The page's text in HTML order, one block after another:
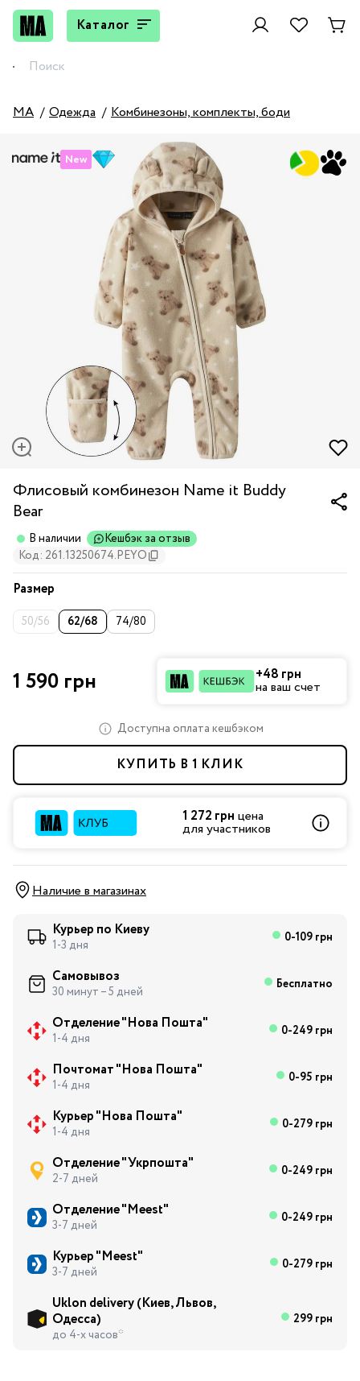
Каталог
MA Одежда Комбинезоны, комплекты, боди
New
Флисовый комбинезон Name it Buddy
Bear
В наличии
Кешбэк за отзыв
Код: 261.13250674.PEYO
Размер
50/56 62/68 74/80
1 590 грн +48 грн
на ваш счет
Доступна оплата кешбэком
КУПИТЬ В 1 КЛИК
1 272 грн цена
для участников
Наличие в магазинах
Курьер по Киеву
1-3 дня 0-109 грн
Самовывоз
30 минут – 5 дней Бесплатно
Отделение "Нова Пошта"
1-4 дня 0-249 грн
Почтомат "Нова Пошта"
1-4 дня 0-95 грн
Курьер "Нова Пошта"
1-4 дня 0-279 грн
Отделение "Укрпошта"
2-7 дней 0-249 грн
Отделение "Meest"
3-7 дней 0-249 грн
Курьер "Meest"
3-7 дней 0-279 грн
Uklon delivery (Киев, Львов,
Одесса)
до 4-х часов*
299 грн